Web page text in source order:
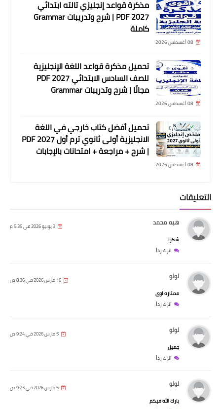
مذكرة قواعد إنجليزي تالته ابتدائي
2027 PDF | شرح وتدريبات Grammar
كاملة
08 أغسطس 2026
تحميل مذكرة قواعد اللغة الإنجليزية
للصف السادس الابتدائي 2027 PDF
مجانًا | شرح وتدريبات Grammar
08 أغسطس 2026
تحميل أفضل كتاب خارجي في اللغة
الانجليزية أولى ثانوي ترم أول 2027 PDF
| شرح + مراجعة + امتحانات بالإجابات
08 أغسطس 2026
التعليقات
هبه محمد 3 يونيو 2026 في 5:35 م
شكرا
اترك رداً
لولو 16 مارس 2026 في 8:36 ص
ممتازه اوى
اترك رداً
لولو 5 مارس 2026 في 9:24 ص
جميل
اترك رداً
لولو 5 مارس 2026 في 9:23 ص
بارك الله فيكم